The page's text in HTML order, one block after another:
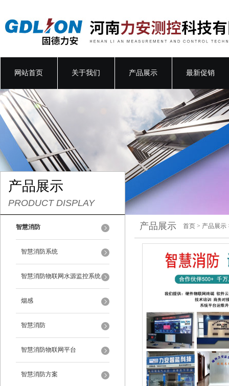
网站首页 关于我们 产品展示 最新促销
产品展示
PRODUCT DISPLAY
智慧消防
智慧消防系统
智慧消防物联网水源监控系统
烟感
智慧消防
智慧消防物联网平台
智慧消防方案
产品展示 首页 > 产品展示